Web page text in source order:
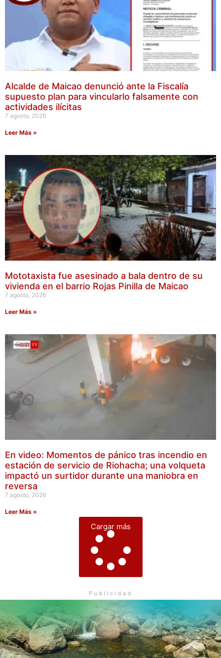
Alcalde de Maicao denunció ante la Fiscalía
supuesto plan para vincularlo falsamente con
actividades ilícitas
7 agosto, 2026
Leer Más »
Mototaxista fue asesinado a bala dentro de su
vivienda en el barrio Rojas Pinilla de Maicao
7 agosto, 2026
Leer Más »
En video: Momentos de pánico tras incendio en
estación de servicio de Riohacha; una volqueta
impactó un surtidor durante una maniobra en
reversa
7 agosto, 2026
Leer Más »
Cargar más
Publicidad